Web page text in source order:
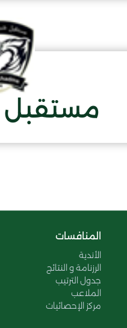
مستقبل
المنافسات
الأندية
الرزنامة و النتائج
جدول الترتيب
الملاعب
مركز الإحصائيات